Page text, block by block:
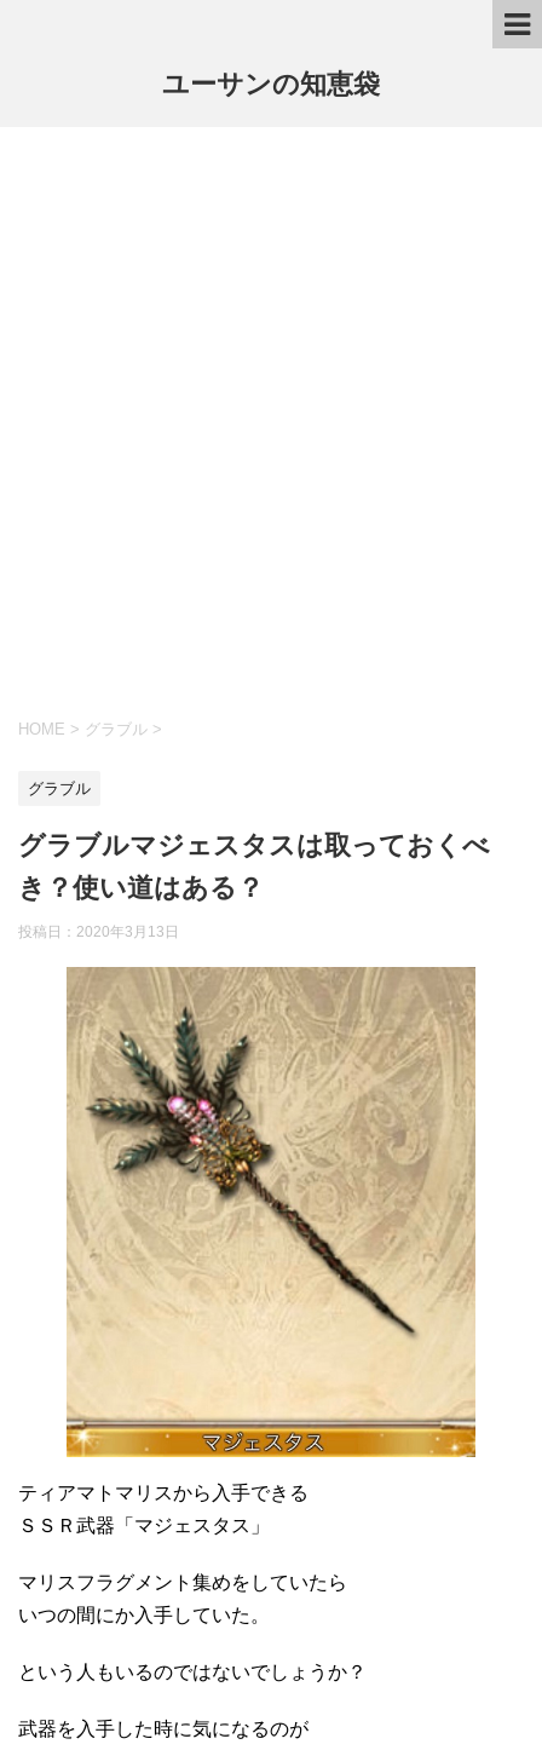
ユーサンの知恵袋
HOME > グラブル >
グラブル
グラブルマジェスタスは取っておくべ
き？使い道はある？
投稿日： 2020年3月13日
ティアマトマリスから入手できる
ＳＳＲ武器「マジェスタス」
マリスフラグメント集めをしていたら
いつの間にか入手していた。
という人もいるのではないでしょうか？
武器を入手した時に気になるのが